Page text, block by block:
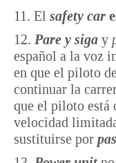
11. El safety car
12. Pare y siga y
español a la voz
en que el piloto
continuar la
que el piloto está
velocidad
sustituirse por